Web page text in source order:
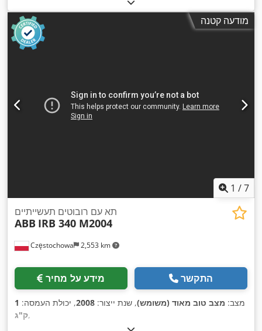
מודעה קטנה
1 /7
Częstochowa 2,553 km
תא עם רובוטים תעשייתיים
ABB IRB 340 M2004
מידע על מחיר התקשר
מצב: מצב טוב מאוד (משומש), שנת ייצור: 2008, יכולת העמסה: 1
ק"ג,